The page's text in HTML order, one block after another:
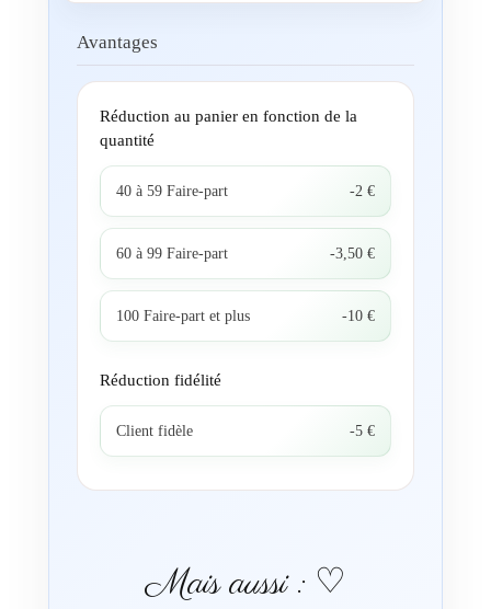
Avantages
Réduction au panier en fonction de la
quantité
40 à 59 Faire-part -2 €
60 à 99 Faire-part -3,50 €
100 Faire-part et plus -10 €
Réduction fidélité
Client fidèle -5 €
Mais aussi : ♡